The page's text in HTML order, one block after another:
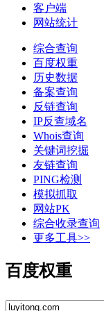
客户端
网站统计
综合查询
百度权重
历史数据
备案查询
反链查询
IP反查域名
Whois查询
关键词挖掘
友链查询
PING检测
模拟抓取
网站PK
综合收录查询
更多工具>>
百度权重